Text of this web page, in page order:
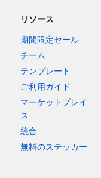
リソース
期間限定セール
チーム
テンプレート
ご利用ガイド
マーケットプレイ
ス
統合
無料のステッカー